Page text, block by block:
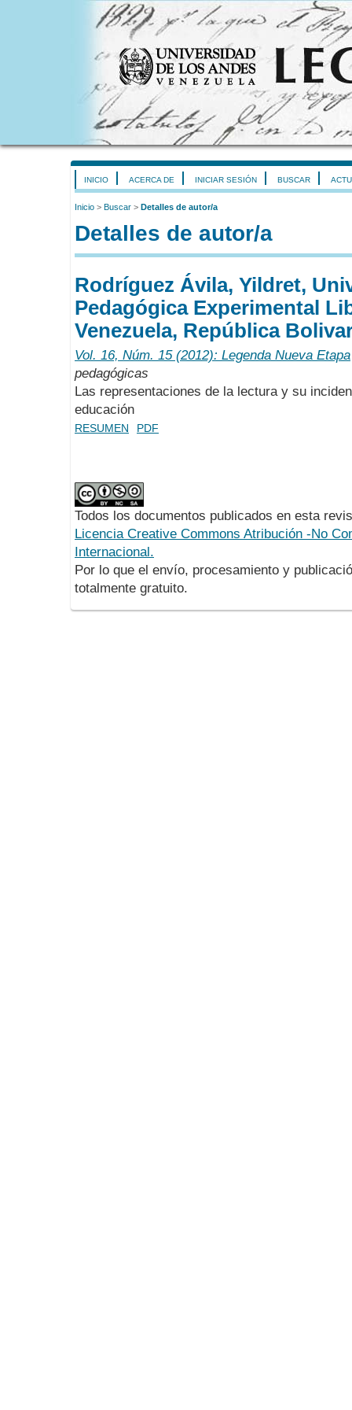
INICIO ACERCA DE INICIAR SESIÓN BUSCAR
Inicio > Buscar > Detalles de autor/a
Detalles de autor/a
Rodríguez Ávila, Yildret,
Pedagógica Experimental
Venezuela, República
Vol. 16, Núm. 15 (2012): Legenda Nueva Etapa
pedagógicas
Las representaciones de la lectura y su
educación
RESUMEN PDF
Todos los documentos publicados en esta
Licencia Creative Commons Atribución -No
Internacional.
Por lo que el envío, procesamiento y
totalmente gratuito.